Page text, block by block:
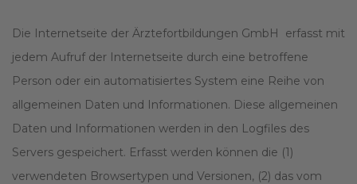
Die Internetseite der Ärztefortbildungen GmbH erfasst mit
jedem Aufruf der Internetseite durch eine betroffene
Person oder ein automatisiertes System eine Reihe von
allgemeinen Daten und Informationen. Diese allgemeinen
Daten und Informationen werden in den Logfiles des
Servers gespeichert. Erfasst werden können die (1)
verwendeten Browsertypen und Versionen, (2) das vom